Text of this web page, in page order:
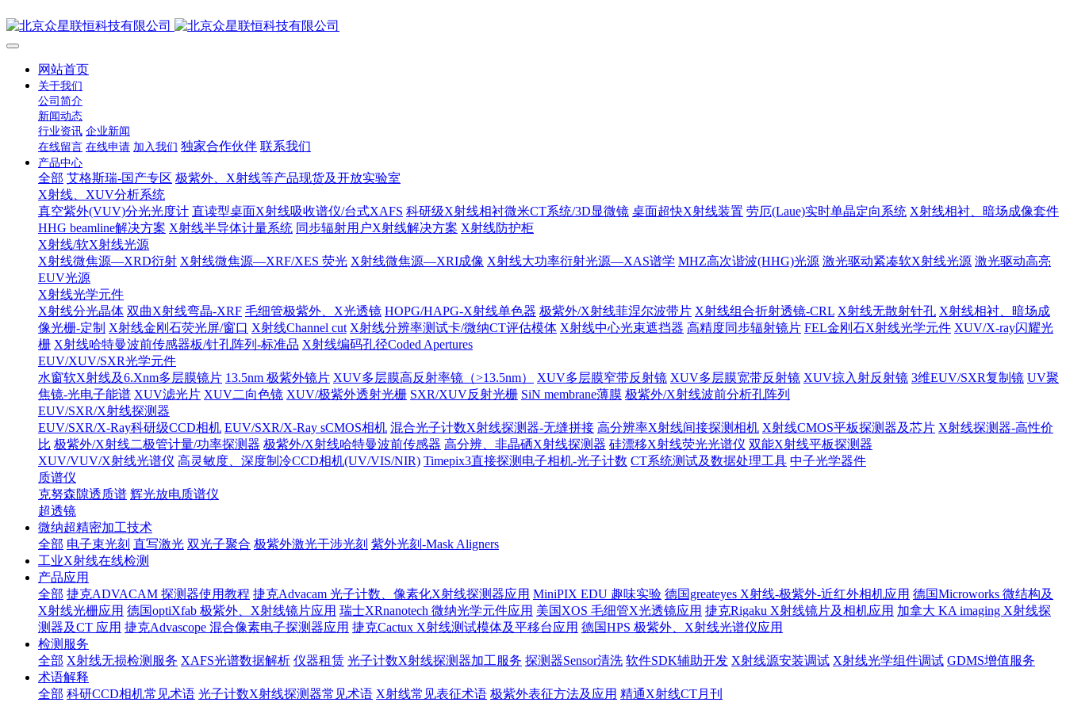
网站首页
关于我们
公司简介
新闻动态
行业资讯 企业新闻
在线留言 在线申请 加入我们 独家合作伙伴 联系我们
产品中心
全部 艾格斯瑞-国产专区 极紫外、X射线等产品现货及开放实验室
X射线、XUV分析系统
真空紫外(VUV)分光光度计 直读型桌面X射线吸收谱仪/台式XAFS 科研级X射线相衬微米CT系统/3D显微镜 桌面超快X射线装置 劳厄(Laue)实时单晶定向系统 X射线相衬、暗场成像套件
HHG beamline解决方案 X射线半导体计量系统 同步辐射用户X射线解决方案 X射线防护柜
X射线/软X射线光源
X射线微焦源—XRD衍射 X射线微焦源—XRF/XES 荧光 X射线微焦源—XRI成像 X射线大功率衍射光源—XAS谱学 MHZ高次谐波(HHG)光源 激光驱动紧凑软X射线光源 激光驱动高亮
EUV光源
X射线光学元件
X射线分光晶体 双曲X射线弯晶-XRF 毛细管极紫外、X光透镜 HOPG/HAPG-X射线单色器 极紫外/X射线菲涅尔波带片 X射线组合折射透镜-CRL X射线无散射针孔 X射线相衬、暗场成
像光栅-定制 X射线金刚石荧光屏/窗口 X射线Channel cut X射线分辨率测试卡/微纳CT评估模体 X射线中心光束遮挡器 高精度同步辐射镜片 FEL金刚石X射线光学元件 XUV/X-ray闪耀光
栅 X射线哈特曼波前传感器板/针孔阵列-标准品 X射线编码孔径Coded Apertures
EUV/XUV/SXR光学元件
水窗软X射线及6.Xnm多层膜镜片 13.5nm 极紫外镜片 XUV多层膜高反射率镜（>13.5nm） XUV多层膜窄带反射镜 XUV多层膜宽带反射镜 XUV掠入射反射镜 3维EUV/SXR复制镜 UV聚
焦镜-光电子能谱 XUV滤光片 XUV二向色镜 XUV/极紫外透射光栅 SXR/XUV反射光栅 SiN membrane薄膜 极紫外/X射线波前分析孔阵列
EUV/SXR/X射线探测器
EUV/SXR/X-Ray科研级CCD相机 EUV/SXR/X-Ray sCMOS相机 混合光子计数X射线探测器-无缝拼接 高分辨率X射线间接探测相机 X射线CMOS平板探测器及芯片 X射线探测器-高性价
比 极紫外/X射线二极管计量/功率探测器 极紫外/X射线哈特曼波前传感器 高分辨、非晶硒X射线探测器 硅漂移X射线荧光光谱仪 双能X射线平板探测器
XUV/VUV/X射线光谱仪 高灵敏度、深度制冷CCD相机(UV/VIS/NIR) Timepix3直接探测电子相机-光子计数 CT系统测试及数据处理工具 中子光学器件
质谱仪
克努森隙透质谱 辉光放电质谱仪
超透镜
微纳超精密加工技术
全部 电子束光刻 直写激光 双光子聚合 极紫外激光干涉光刻 紫外光刻-Mask Aligners
工业X射线在线检测
产品应用
全部 捷克ADVACAM 探测器使用教程 捷克Advacam 光子计数、像素化X射线探测器应用 MiniPIX EDU 趣味实验 德国greateyes X射线-极紫外-近红外相机应用 德国Microworks 微结构及
X射线光栅应用 德国optiXfab 极紫外、X射线镜片应用 瑞士XRnanotech 微纳光学元件应用 美国XOS 毛细管X光透镜应用 捷克Rigaku X射线镜片及相机应用 加拿大 KA imaging X射线探
测器及CT 应用 捷克Advascope 混合像素电子探测器应用 捷克Cactux X射线测试模体及平移台应用 德国HPS 极紫外、X射线光谱仪应用
检测服务
全部 X射线无损检测服务 XAFS光谱数据解析 仪器租赁 光子计数X射线探测器加工服务 探测器Sensor清洗 软件SDK辅助开发 X射线源安装调试 X射线光学组件调试 GDMS增值服务
术语解释
全部 科研CCD相机常见术语 光子计数X射线探测器常见术语 X射线常见表征术语 极紫外表征方法及应用 精通X射线CT月刊